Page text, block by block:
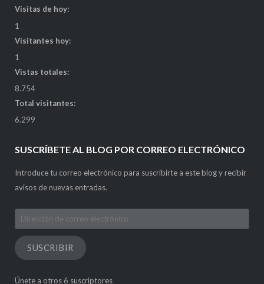
Visitas de hoy:
1
Visitantes hoy:
1
Vistas totales:
8.754
Total visitantes:
6.299
SUSCRÍBETE AL BLOG POR CORREO ELECTRÓNICO
Introduce tu correo electrónico para suscribirte a este blog y recibir
avisos de nuevas entradas.
Dirección
de
correo
electrónico
SUSCRIBIR
Únete a otros 6 suscriptores